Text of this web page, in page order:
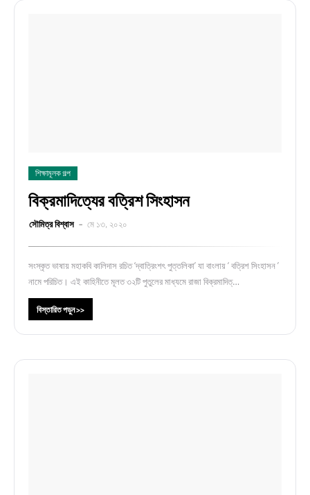
শিক্ষামূলক গল্প
বিক্রমাদিত্যের বত্রিশ সিংহাসন
সৌমিত্র বিশ্বাস মে ১৩, ২০২০
সংস্কৃত ভাষায় মহাকবি কালিদাস রচিত ‘দ্বাত্রিংশৎ পুত্তলিকা’ যা বাংলায় ‘ বত্রিশ সিংহাসন ’
নামে পরিচিত। এই কাহিনীতে মূলত ৩২টি পুতুলের মাধ্যমে রাজা বিক্রমাদিত্…
বিস্তারিত পড়ুন >>